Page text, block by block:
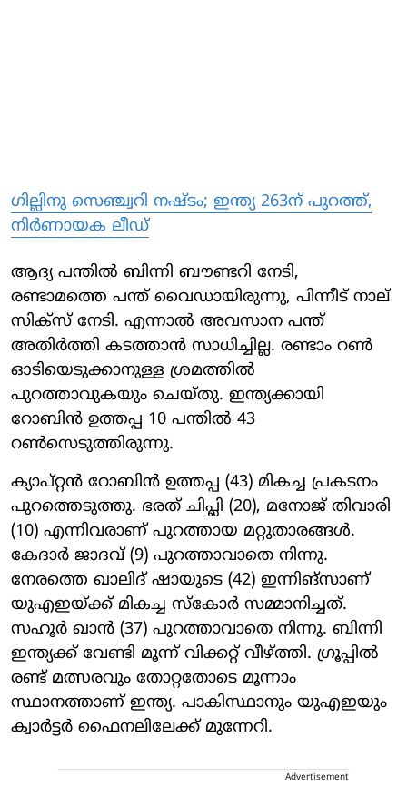
ഗില്ലിനു സെഞ്ച്വറി നഷ്ടം; ഇന്ത്യ 263ന് പുറത്ത്,
നിര്‍ണായക ലീഡ്
ആദ്യ പന്തില്‍ ബിന്നി ബൗണ്ടറി നേടി,
രണ്ടാമത്തെ പന്ത് വൈഡായിരുന്നു, പിന്നീട് നാല്
സിക്‌സ് നേടി. എന്നാല്‍ അവസാന പന്ത്
അതിര്‍ത്തി കടത്താന്‍ സാധിച്ചില്ല. രണ്ടാം റണ്‍
ഓടിയെടുക്കാനുള്ള ശ്രമത്തില്‍
പുറത്താവുകയും ചെയ്തു. ഇന്ത്യക്കായി
റോബിന്‍ ഉത്തപ്പ 10 പന്തില്‍ 43
റണ്‍സെടുത്തിരുന്നു.
ക്യാപ്റ്റന്‍ റോബിന്‍ ഉത്തപ്പ (43) മികച്ച പ്രകടനം
പുറത്തെടുത്തു. ഭരത് ചിപ്ലി (20), മനോജ് തിവാരി
(10) എന്നിവരാണ് പുറത്തായ മറ്റുതാരങ്ങള്‍.
കേദാര്‍ ജാദവ് (9) പുറത്താവാതെ നിന്നു.
നേരത്തെ ഖാലിദ് ഷായുടെ (42) ഇന്നിങ്സാണ്
യുഎഇയ്ക്ക് മികച്ച സ്‌കോര്‍ സമ്മാനിച്ചത്.
സഹൂര്‍ ഖാന്‍ (37) പുറത്താവാതെ നിന്നു. ബിന്നി
ഇന്ത്യക്ക് വേണ്ടി മൂന്ന് വിക്കറ്റ് വീഴ്ത്തി. ഗ്രൂപ്പില്‍
രണ്ട് മത്സരവും തോറ്റതോടെ മൂന്നാം
സ്ഥാനത്താണ് ഇന്ത്യ. പാകിസ്ഥാനും യുഎഇയും
ക്വാര്‍ട്ടര്‍ ഫൈനലിലേക്ക് മുന്നേറി.
Advertisement